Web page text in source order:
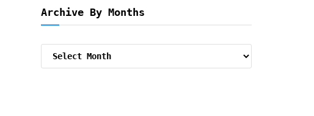
Archive By Months